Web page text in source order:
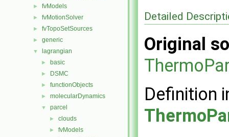
► fvModels
► fvMotionSolver
► fvTopoSetSources
► generic
▼ lagrangian
► basic
► DSMC
► functionObjects
► molecularDynamics
▼ parcel
► clouds
► fvModels
Detailed
Original
Definition